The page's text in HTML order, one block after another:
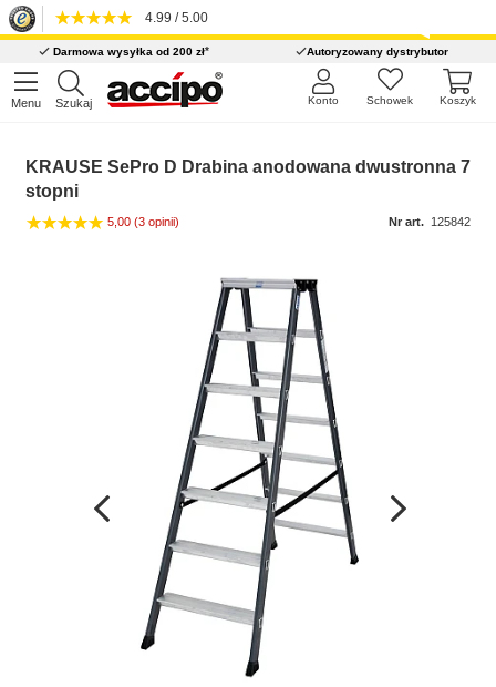
4.99 / 5.00
Darmowa wysyłka od 200 zł* Autoryzowany dystrybutor
Menu Szukaj Koszyk
Schowek
Konto
KRAUSE SePro D Drabina anodowana dwustronna 7
stopni
5,00 (3 opinii) Nr art. 125842
Wcześniejsza